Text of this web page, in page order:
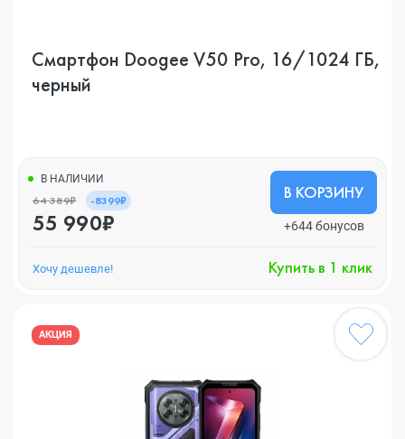
Смартфон Doogee V50 Pro, 16/1024 ГБ,
черный
В НАЛИЧИИ
64 389₽ -8399₽
55 990₽
В КОРЗИНУ
+644 бонусов
Хочу дешевле! Купить в 1 клик
АКЦИЯ